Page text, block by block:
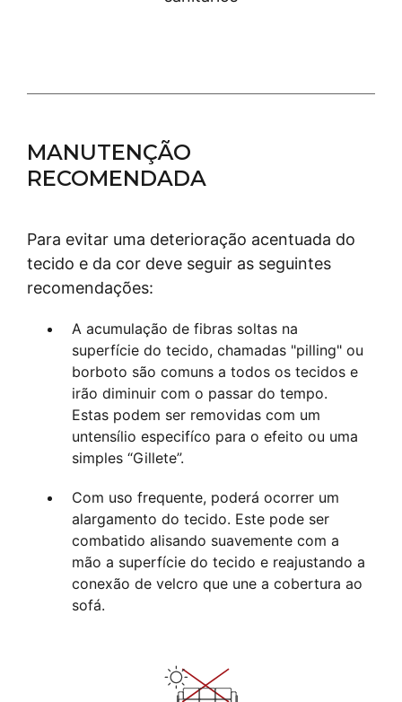
MANUTENÇÃO
RECOMENDADA
Para evitar uma deterioração acentuada do
tecido e da cor deve seguir as seguintes
recomendações:
A acumulação de fibras soltas na
superfície do tecido, chamadas "pilling" ou
borboto são comuns a todos os tecidos e
irão diminuir com o passar do tempo.
Estas podem ser removidas com um
untensílio especifíco para o efeito ou uma
simples “Gillete”.
Com uso frequente, poderá ocorrer um
alargamento do tecido. Este pode ser
combatido alisando suavemente com a
mão a superfície do tecido e reajustando a
conexão de velcro que une a cobertura ao
sofá.